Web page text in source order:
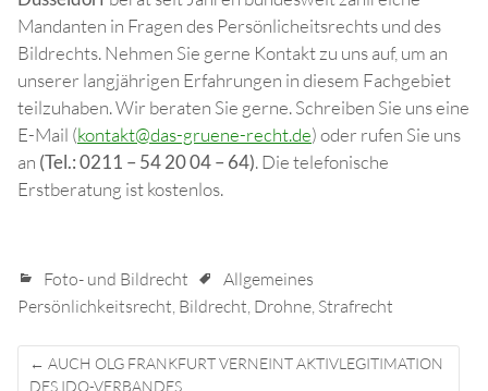
Mandanten in Fragen des Persönlicheitsrechts und des
Bildrechts. Nehmen Sie gerne Kontakt zu uns auf, um an
unserer langjährigen Erfahrungen in diesem Fachgebiet
teilzuhaben. Wir beraten Sie gerne. Schreiben Sie uns eine
E-Mail (kontakt@das-gruene-recht.de) oder rufen Sie uns
an (Tel.: 0211 – 54 20 04 – 64). Die telefonische
Erstberatung ist kostenlos.
Foto- und Bildrecht
Allgemeines
Persönlichkeitsrecht, Bildrecht, Drohne, Strafrecht
Post
← AUCH OLG FRANKFURT VERNEINT AKTIVLEGITIMATION
DES IDO-VERBANDES